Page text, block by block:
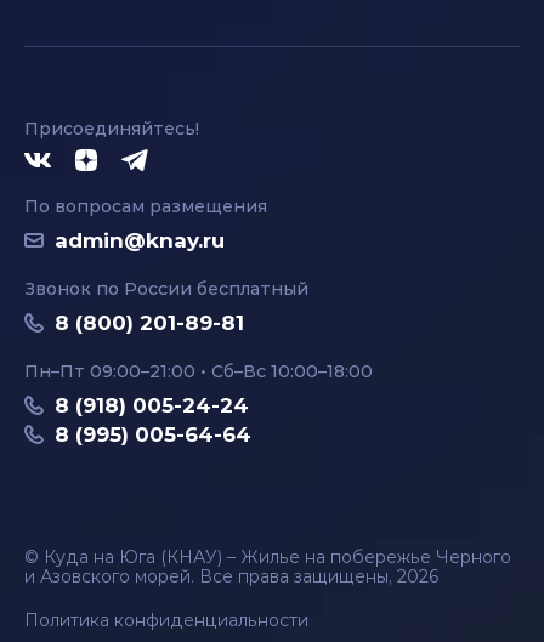
Присоединяйтесь!
По вопросам размещения
admin@knay.ru
Звонок по России бесплатный
8 (800) 201-89-81
Пн–Пт 09:00–21:00 • Сб–Вс 10:00–18:00
8 (918) 005-24-24
8 (995) 005-64-64
© Куда на Юга (КНАУ) – Жилье на побережье Черного
и Азовского морей. Все права защищены, 2026
Политика конфиденциальности